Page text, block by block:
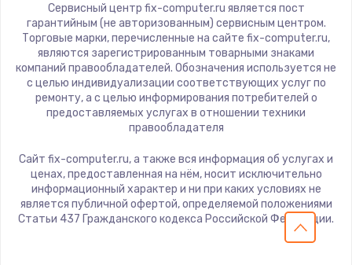
Сервисный центр fix-computer.ru является пост
гарантийным (не авторизованным) сервисным центром.
Торговые марки, перечисленные на сайте fix-computer.ru,
являются зарегистрированным товарными знаками
компаний правообладателей. Обозначения используется не
с целью индивидуализации соответствующих услуг по
ремонту, а с целью информирования потребителей о
предоставляемых услугах в отношении техники
правообладателя
Сайт fix-computer.ru, а также вся информация об услугах и
ценах, предоставленная на нём, носит исключительно
информационный характер и ни при каких условиях не
является публичной офертой, определяемой положениями
Статьи 437 Гражданского кодекса Российской Федерации.